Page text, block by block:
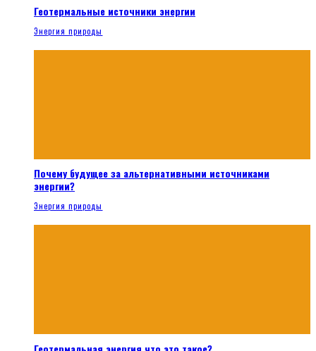
Геотермальные источники энергии
Энергия природы
Почему будущее за альтернативными источниками
энергии?
Энергия природы